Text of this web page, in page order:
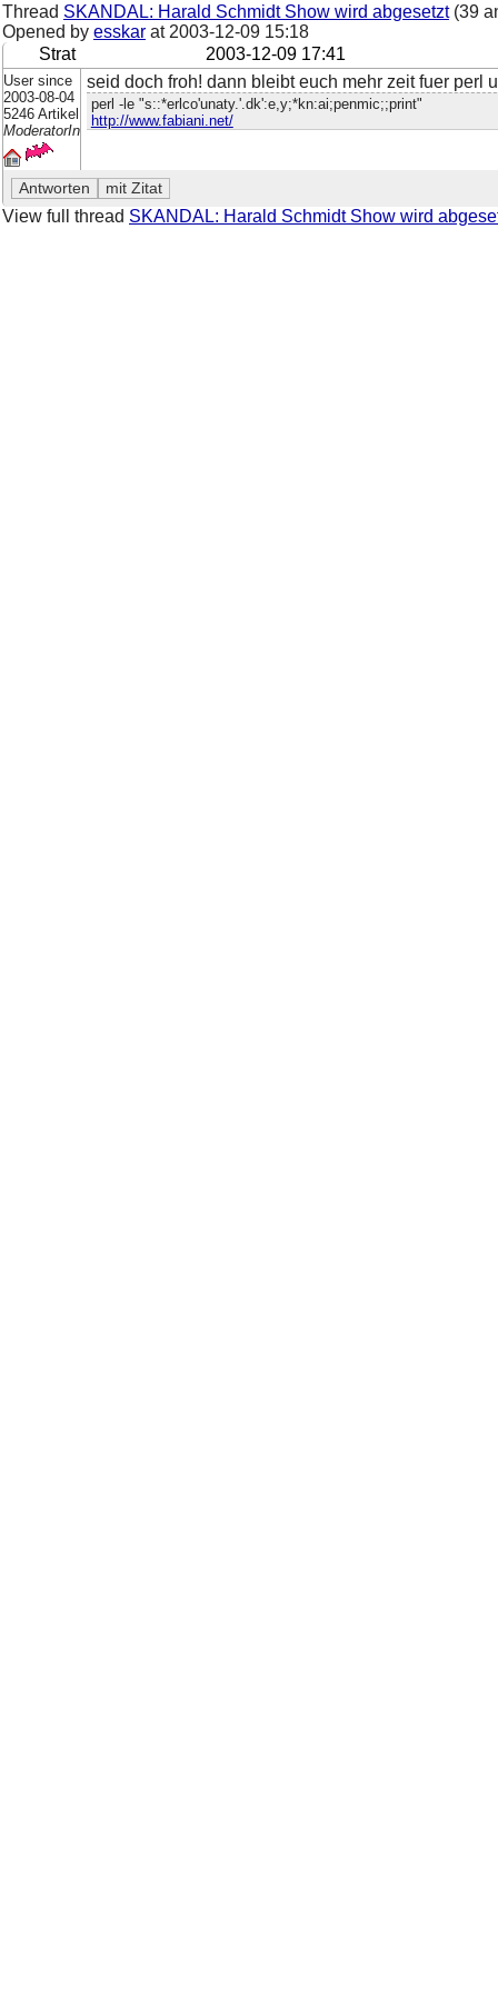
Thread SKANDAL: Harald Schmidt Show wird abgesetzt(39
Opened by esskar at 2003-12-09 15:18
Strat
2003-12-09 17:41
User since
2003-08-04
5246 Artikel
ModeratorIn
seid doch froh! dann bleibt euch mehr zeit fuer perl
perl -le "s::*erlco'unaty.'.dk':e,y;*kn:ai;penmic;;print"
http://www.fabiani.net/
View full thread SKANDAL: Harald Schmidt Show wird